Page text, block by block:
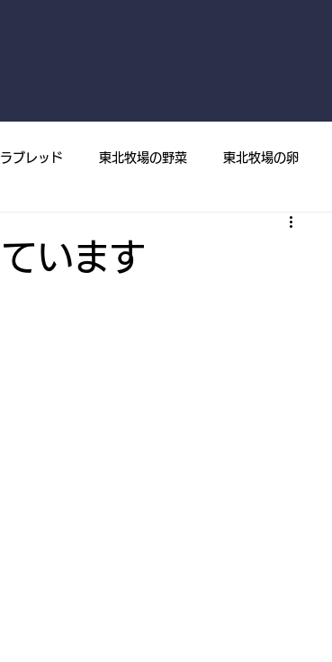
ブレッド 東北牧場の野菜 東北牧場の卵
東北牧場のハーブ
います